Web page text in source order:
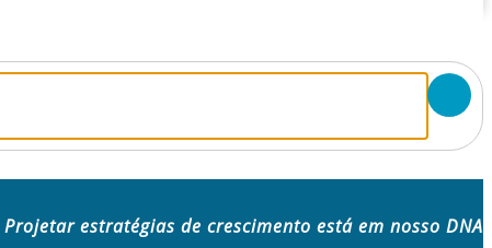
Projetar estratégias de crescimento está em nosso DNA